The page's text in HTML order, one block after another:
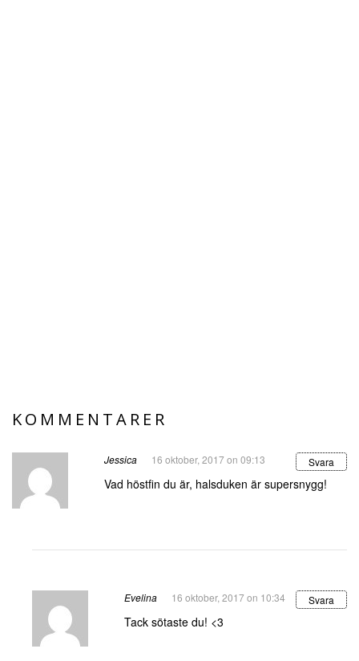
KOMMENTARER
Jessica 16 oktober, 2017 on 09:13 Svara
Vad höstfin du är, halsduken är supersnygg!
Evelina 16 oktober, 2017 on 10:34 Svara
Tack sötaste du! <3